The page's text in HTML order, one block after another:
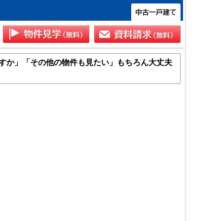
か」「その他の物件も見たい」もちろん大丈夫